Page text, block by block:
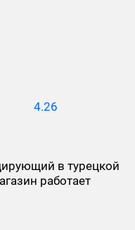
4.26
в турецкой
работает